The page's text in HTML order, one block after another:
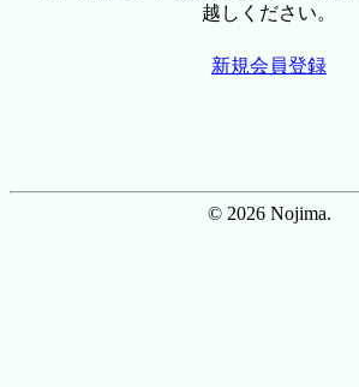
越しください。
新規会員登録
© 2026 Nojima.